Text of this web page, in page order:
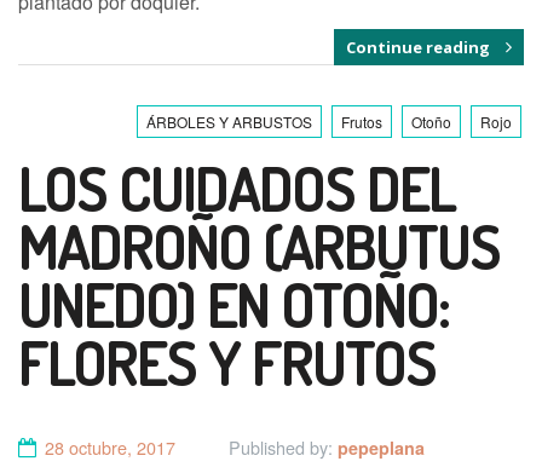
Continue reading
ÁRBOLES Y ARBUSTOS Frutos Otoño Rojo
LOS CUIDADOS DEL
MADROÑO (ARBUTUS
UNEDO) EN OTOÑO:
FLORES Y FRUTOS
28 octubre, 2017 Published by: pepeplana